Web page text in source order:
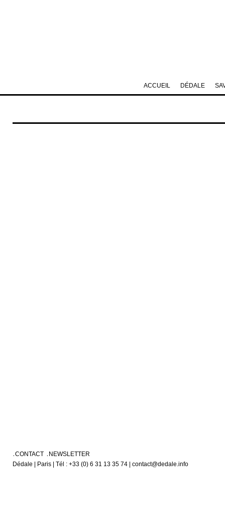
DÉDALE
ACCUEIL
CONTACT
NEWSLETTER
Dédale | Paris | Tél : +33 (0) 6 31 13 35 74 | contact@dedale.info